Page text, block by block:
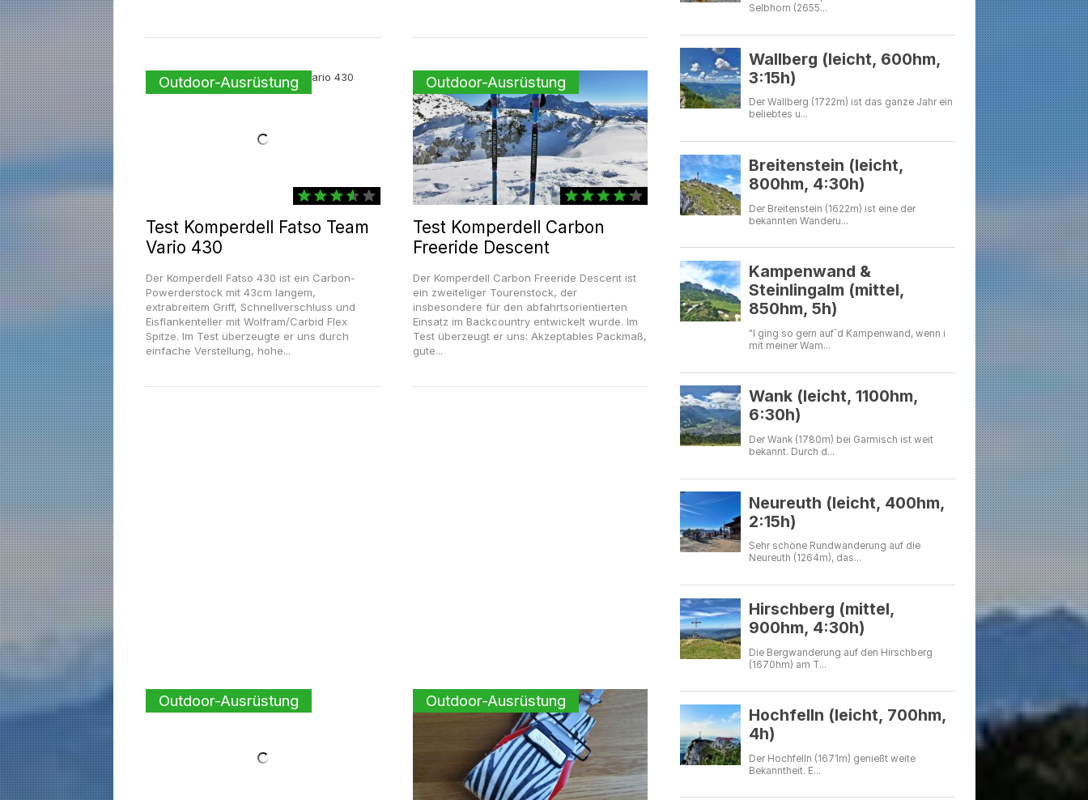
Outdoor-Ausrüstung
Test Komperdell Fatso Team
Vario 430
Der Komperdell Fatso 430 ist ein Carbon-
Powerderstock mit 43cm langem,
extrabreitem Griff, Schnellverschluss und
Eisflankenteller mit Wolfram/Carbid Flex
Spitze. Im Test überzeugte er uns durch
einfache Verstellung, hohe...
Outdoor-Ausrüstung
Test Komperdell Carbon
Freeride Descent
Der Komperdell Carbon Freeride Descent ist
ein zweiteliger Tourenstock, der
insbesondere für den abfahrtsorientierten
Einsatz im Backcountry entwickelt wurde. Im
Test überzeugt er uns: Akzeptables Packmaß,
gute...
Outdoor-Ausrüstung Outdoor-Ausrüstung